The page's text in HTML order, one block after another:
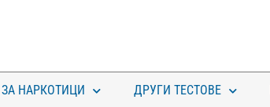
ЗА НАРКОТИЦИ ДРУГИ ТЕСТОВЕ